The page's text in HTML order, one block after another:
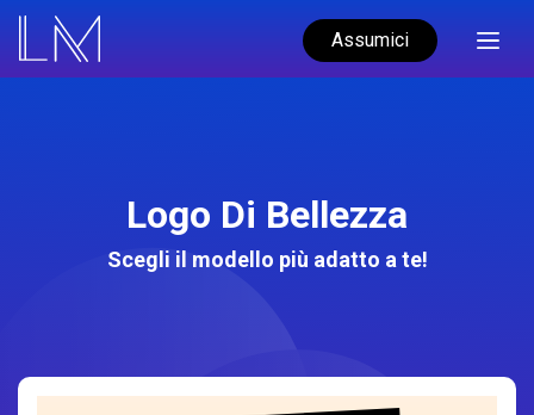
Assumici
Logo Di Bellezza
Scegli il modello più adatto a te!